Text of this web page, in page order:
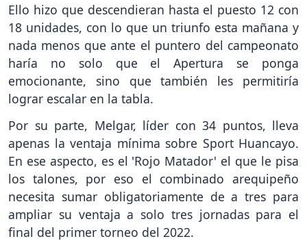
Ello hizo que descendieran hasta el puesto 12 con
18 unidades, con lo que un triunfo esta mañana y
nada menos que ante el puntero del campeonato
haría no solo que el Apertura se ponga
emocionante, sino que también les permitiría
lograr escalar en la tabla.
Por su parte, Melgar, líder con 34 puntos, lleva
apenas la ventaja mínima sobre Sport Huancayo.
En ese aspecto, es el 'Rojo Matador' el que le pisa
los talones, por eso el combinado arequipeño
necesita sumar obligatoriamente de a tres para
ampliar su ventaja a solo tres jornadas para el
final del primer torneo del 2022.